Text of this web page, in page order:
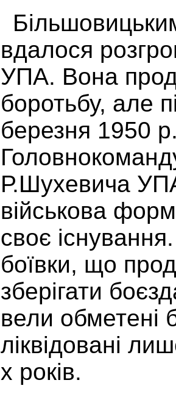
вдалося
УПА. Вона
боротьбу, але
березня 1950
Р.Шухевича
військова
своє
боївки, що
зберігати
вели обметені
ліквідовані
х років.